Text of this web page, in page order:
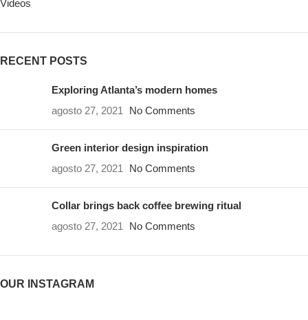
Videos
RECENT POSTS
Exploring Atlanta’s modern homes
agosto 27, 2021
No Comments
Green interior design inspiration
agosto 27, 2021
No Comments
Collar brings back coffee brewing ritual
agosto 27, 2021
No Comments
OUR INSTAGRAM